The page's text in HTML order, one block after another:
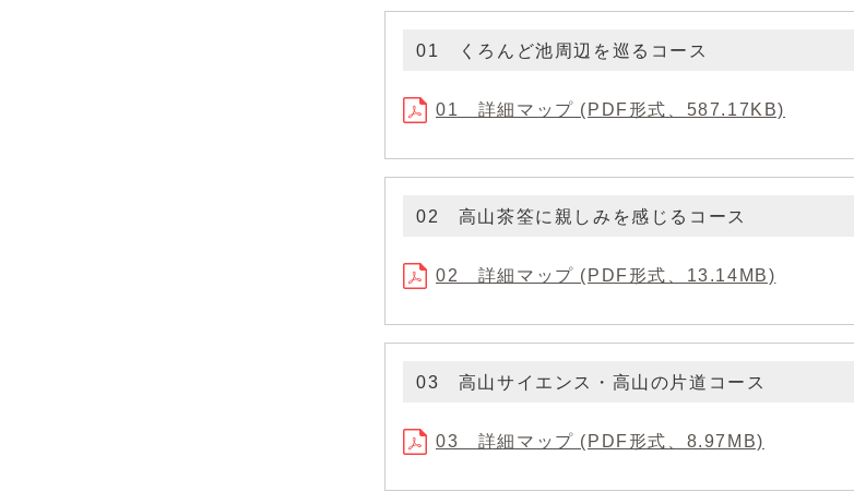
01 くろんど池周辺を巡るコース
01 詳細マップ (PDF形式、587.17KB)
02 高山茶筌に親しみを感じるコース
02 詳細マップ (PDF形式、13.14MB)
03 高山サイエンス・高山の片道コース
03 詳細マップ (PDF形式、8.97MB)